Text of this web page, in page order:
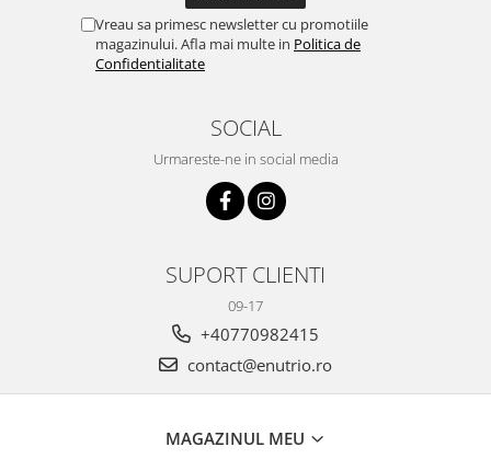
Vreau sa primesc newsletter cu promotiile
magazinului. Afla mai multe in Politica de
Confidentialitate
SOCIAL
Urmareste-ne in social media
SUPORT CLIENTI
09-17
+40770982415
contact@enutrio.ro
MAGAZINUL MEU